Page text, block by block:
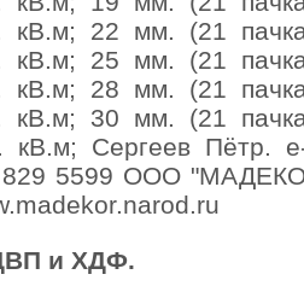
кВ.м; 22 мм. (21
кВ.м; 25 мм. (21
кВ.м; 28 мм. (21
кВ.м; 30 мм. (21
кВ.м; Сергеев Пётр.
5599 ООО
и ХДФ.